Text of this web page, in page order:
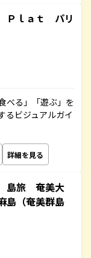
Ｐｌａｔ パリ
べる」「遊ぶ」を
るビジュアルガイ
詳細を見る
島旅 奄美大
（奄美群島